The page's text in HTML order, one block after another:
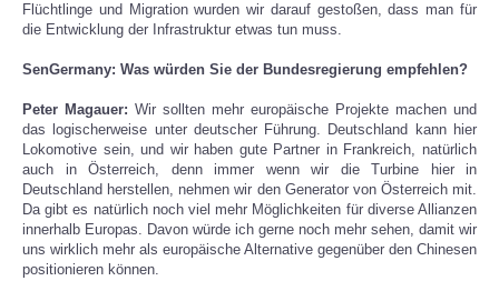
Flüchtlinge und Migration wurden wir darauf gestoßen, dass man für
die Entwicklung der Infrastruktur etwas tun muss.
SenGermany: Was würden Sie der Bundesregierung empfehlen?
Peter Magauer: Wir sollten mehr europäische Projekte machen und
das logischerweise unter deutscher Führung. Deutschland kann hier
Lokomotive sein, und wir haben gute Partner in Frankreich, natürlich
auch in Österreich, denn immer wenn wir die Turbine hier in
Deutschland herstellen, nehmen wir den Generator von Österreich mit.
Da gibt es natürlich noch viel mehr Möglichkeiten für diverse Allianzen
innerhalb Europas. Davon würde ich gerne noch mehr sehen, damit wir
uns wirklich mehr als europäische Alternative gegenüber den Chinesen
positionieren können.